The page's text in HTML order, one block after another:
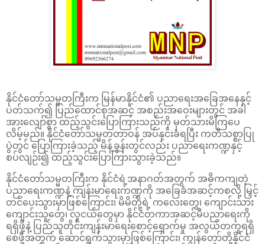
နိုင်ငံတော်သမ္မတကြီးက မြန်မာနိုင်ငံ၏ ပညာရေးအခြေအနေနှင့်
ပတ်သက်၍ ပြည်ထောင်စုအဆင့် အစည်းအဝေးများတွင် အခါ
အားလျော်စွာ ထည့်သွင်းပြောကြားသည်ကို မှတ်သားမိကြပေ
လိမ့်မည်။ နိုင်ငံတော်သမ္မတတာဝန် အပ်နှင်းခံရပြီး ကတိသစ္စာပြု
ပွဲတွင် ပြောကြားခဲ့သည့် မိန့်ခွန်းတွင်လည်း ပညာရေးကဏ္ဍနှင့်
စပ်လျဉ်း၍ ထည့်သွင်းပြောကြားသွားခဲ့သည်။
နိုင်ငံတော်သမ္မတကြီးက နိုင်ငံရဲ့အနာဂတ်အတွက် အဓိကကျတဲ့
ပညာရေးကဏ္ဍနဲ့ ကျန်းမာရေးကဏ္ဍကို အခြေခံအဆင့်ကစလို့ မြှင့်
တင်ပေးသွားမှာဖြစ်ကြောင်း၊ မိမိတို့ရဲ့ ကလေးတွေ၊ ကျောင်းသား
ကျောင်းသူတွေ၊ လူငယ်တွေမှာ နိုင်ငံတကာအဆင့်မီပညာရေးကို
ရရှိဖို့နဲ့ ပြည်သူတိုင်းကျန်းမာရေးစောင့်ရှောက်မှု အလွယ်တကူရရှိ
စေဖို့အတွက် ဆောင်ရွက်သွားမှာဖြစ်ကြောင်း၊ ကျွန်တော်တို့နိုင်ငံ